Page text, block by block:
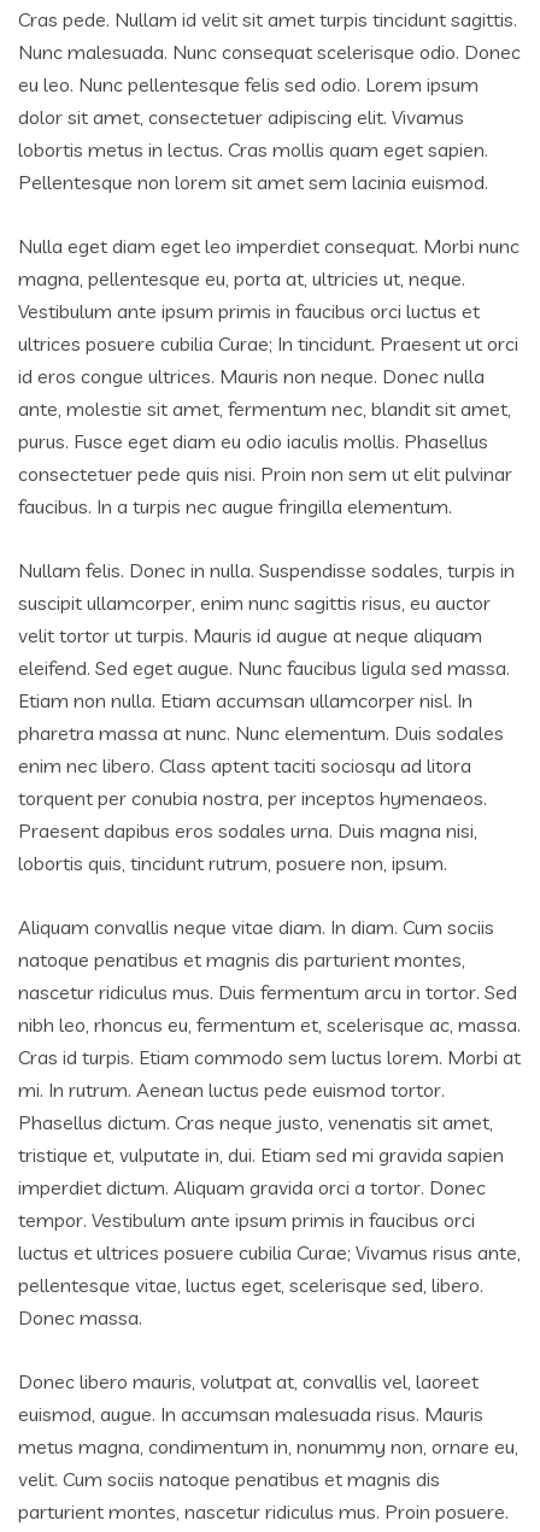
Cras pede. Nullam id velit sit amet turpis tincidunt sagittis.
Nunc malesuada. Nunc consequat scelerisque odio. Donec
eu leo. Nunc pellentesque felis sed odio. Lorem ipsum
dolor sit amet, consectetuer adipiscing elit. Vivamus
lobortis metus in lectus. Cras mollis quam eget sapien.
Pellentesque non lorem sit amet sem lacinia euismod.
Nulla eget diam eget leo imperdiet consequat. Morbi nunc
magna, pellentesque eu, porta at, ultricies ut, neque.
Vestibulum ante ipsum primis in faucibus orci luctus et
ultrices posuere cubilia Curae; In tincidunt. Praesent ut orci
id eros congue ultrices. Mauris non neque. Donec nulla
ante, molestie sit amet, fermentum nec, blandit sit amet,
purus. Fusce eget diam eu odio iaculis mollis. Phasellus
consectetuer pede quis nisi. Proin non sem ut elit pulvinar
faucibus. In a turpis nec augue fringilla elementum.
Nullam felis. Donec in nulla. Suspendisse sodales, turpis in
suscipit ullamcorper, enim nunc sagittis risus, eu auctor
velit tortor ut turpis. Mauris id augue at neque aliquam
eleifend. Sed eget augue. Nunc faucibus ligula sed massa.
Etiam non nulla. Etiam accumsan ullamcorper nisl. In
pharetra massa at nunc. Nunc elementum. Duis sodales
enim nec libero. Class aptent taciti sociosqu ad litora
torquent per conubia nostra, per inceptos hymenaeos.
Praesent dapibus eros sodales urna. Duis magna nisi,
lobortis quis, tincidunt rutrum, posuere non, ipsum.
Aliquam convallis neque vitae diam. In diam. Cum sociis
natoque penatibus et magnis dis parturient montes,
nascetur ridiculus mus. Duis fermentum arcu in tortor. Sed
nibh leo, rhoncus eu, fermentum et, scelerisque ac, massa.
Cras id turpis. Etiam commodo sem luctus lorem. Morbi at
mi. In rutrum. Aenean luctus pede euismod tortor.
Phasellus dictum. Cras neque justo, venenatis sit amet,
tristique et, vulputate in, dui. Etiam sed mi gravida sapien
imperdiet dictum. Aliquam gravida orci a tortor. Donec
tempor. Vestibulum ante ipsum primis in faucibus orci
luctus et ultrices posuere cubilia Curae; Vivamus risus ante,
pellentesque vitae, luctus eget, scelerisque sed, libero.
Donec massa.
Donec libero mauris, volutpat at, convallis vel, laoreet
euismod, augue. In accumsan malesuada risus. Mauris
metus magna, condimentum in, nonummy non, ornare eu,
velit. Cum sociis natoque penatibus et magnis dis
parturient montes, nascetur ridiculus mus. Proin posuere.